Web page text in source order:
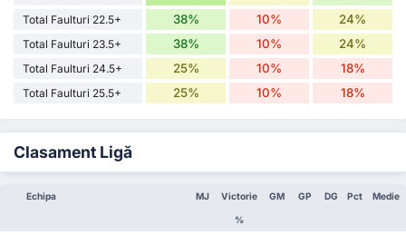
Total Faulturi 22.5+ 38% 10% 24%
Total Faulturi 23.5+ 38% 10% 24%
Total Faulturi 24.5+ 25% 10% 18%
Total Faulturi 25.5+ 25% 10% 18%
Clasament Ligă
Echipa MJ Victorie
%
GM GP DG Pct Medie